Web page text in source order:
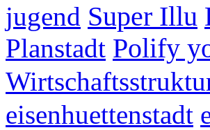
jugend Super Illu
Planstadt Polify
eisenhuettenstadt